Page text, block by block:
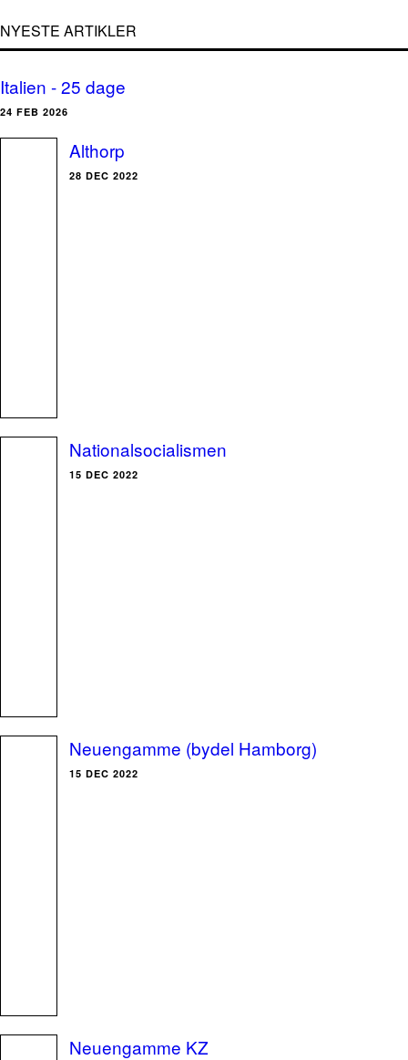
NYESTE ARTIKLER
Italien - 25 dage
24 FEB 2026
Althorp
28 DEC 2022
Nationalsocialismen
15 DEC 2022
Neuengamme (bydel Hamborg)
15 DEC 2022
Neuengamme KZ